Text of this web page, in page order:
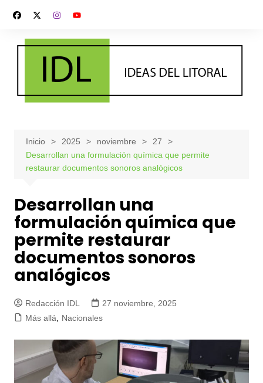
contenido
Inicio 2025 noviembre
27
Desarrollan una formulación química que permite
restaurar documentos sonoros analógicos
Desarrollan una
formulación química que
permite restaurar
documentos sonoros
analógicos
Redacción IDL
27 noviembre, 2025
Más allá, Nacionales